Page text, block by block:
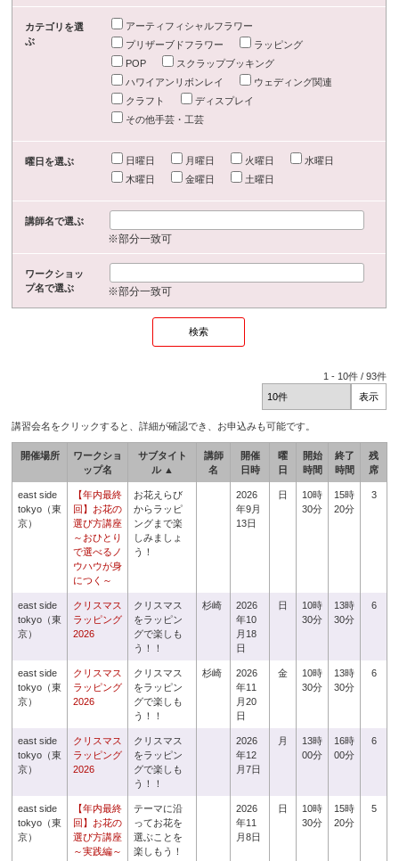
カテゴリを選
ぶ
アーティフィシャルフラワー
プリザーブドフラワー
ラッピング
POP
スクラップブッキング
ハワイアンリボンレイ
ウェディング関連
クラフト
ディスプレイ
その他手芸・工芸
曜日を選ぶ 日曜日 月曜日 火曜日
水曜日
木曜日
金曜日 土曜日
講師名で選ぶ
※部分一致可
ワークショッ
プ名で選ぶ
※部分一致可
1 - 10件 /93件
講習会名をクリックすると、詳細が確認でき、お申込みも可能です。
開催場所
ワークショ
ップ名
サブタイト
ル ▲
講師
名
開催
日時
曜
日
開始
時間
終了
時間
残
席
east side
tokyo（東
京）
【年内最終
回】お花の
選び方講座
～おひとり
で選べるノ
ウハウが身
につく～
お花えらび
からラッピ
ングまで楽
しみましょ
う！
2026
年9月
13日
日
10時
30分
15時
20分
3
east side
tokyo（東
京）
クリスマス
ラッピング
2026
クリスマス
をラッピン
グで楽しも
う！！
杉崎
2026
年10
月18
日
日
10時
30分
13時
30分
6
east side
tokyo（東
京）
クリスマス
ラッピング
2026
クリスマス
をラッピン
グで楽しも
う！！
杉崎
2026
年11
月20
日
金
10時
30分
13時
30分
6
east side
tokyo（東
京）
クリスマス
ラッピング
2026
クリスマス
をラッピン
グで楽しも
う！！
2026
年12
月7日
月
13時
00分
16時
00分
6
east side
tokyo（東
京）
【年内最終
回】お花の
選び方講座
～実践編～
テーマに沿
ってお花を
選ぶことを
楽しもう！
2026
年11
月8日
日
10時
30分
15時
20分
5